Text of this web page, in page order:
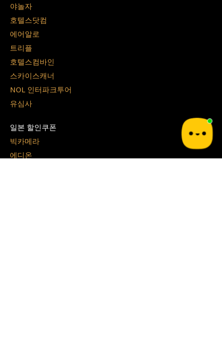
야놀자
호텔스닷컴
에어알로
트리플
호텔스컴바인
스카이스캐너
NOL 인터파크투어
유심사
일본 할인쿠폰
빅카메라
에디온